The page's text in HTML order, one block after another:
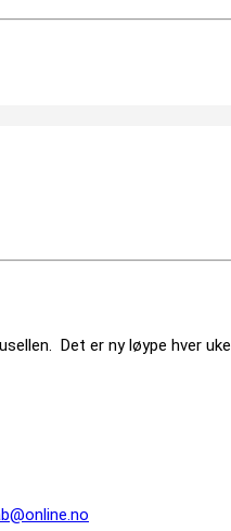
Det er ny løype hver uke.